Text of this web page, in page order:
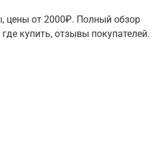
цены от 2000₽. Полный обзор
купить, отзывы покупателей.